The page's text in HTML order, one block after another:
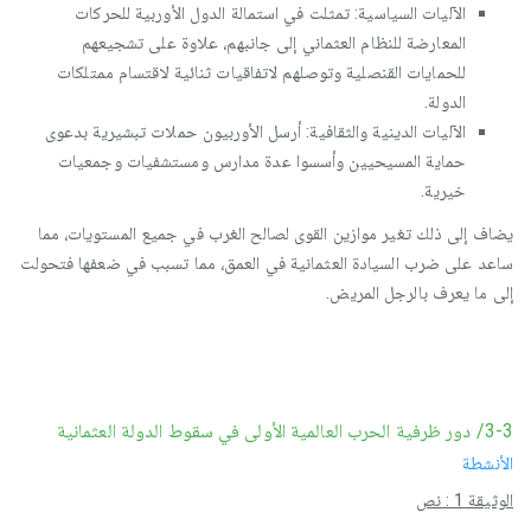
الآليات السياسية: تمثلت في استمالة الدول الأوربية للحركات
المعارضة للنظام العثماني إلى جانبهم، علاوة على تشجيعهم
للحمايات القنصلية وتوصلهم لاتفاقيات ثنائية لاقتسام ممتلكات
الدولة.
الآليات الدينية والثقافية: أرسل الأوربيون حملات تبشيرية بدعوى
حماية المسيحيين وأسسوا عدة مدارس ومستشفيات وجمعيات
خيرية.
يضاف إلى ذلك تغير موازين القوى لصالح الغرب في جميع المستويات، مما
ساعد على ضرب السيادة العثمانية في العمق، مما تسبب في ضعفها فتحولت
إلى ما يعرف بالرجل المريض.
3-3/ دور ظرفية الحرب العالمية الأولى في سقوط الدولة العثمانية
الأنشطة
الوثيقة 1 : نص